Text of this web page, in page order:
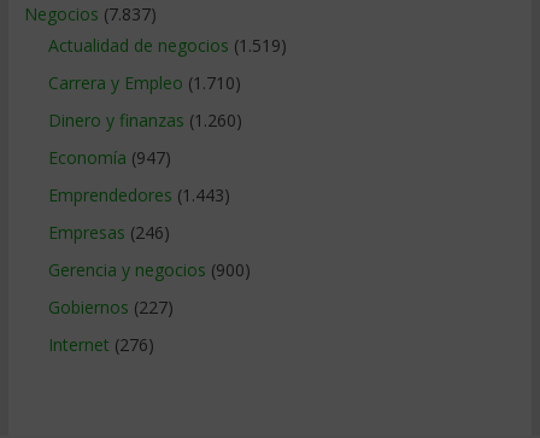
Negocios (7.837)
Actualidad de negocios (1.519)
Carrera y Empleo (1.710)
Dinero y finanzas (1.260)
Economía (947)
Emprendedores (1.443)
Empresas (246)
Gerencia y negocios (900)
Gobiernos (227)
Internet (276)